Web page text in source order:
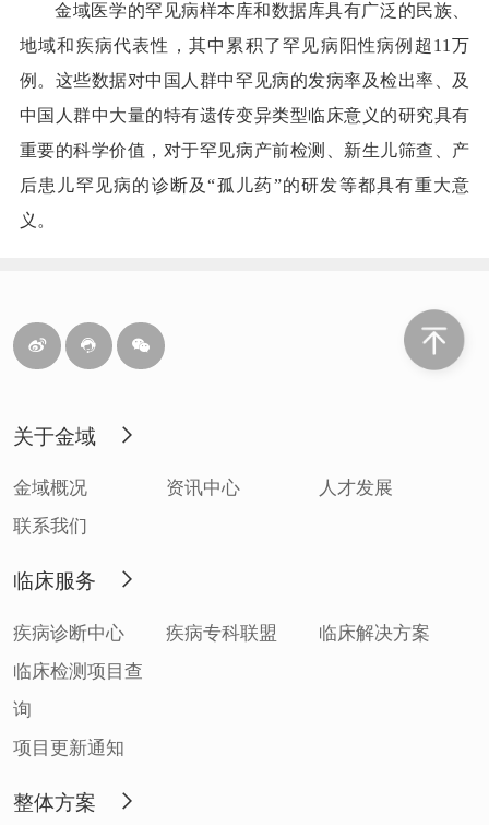
金域医学的罕见病样本库和数据库具有广泛的民族、
地域和疾病代表性，其中累积了罕见病阳性病例超11万
例。这些数据对中国人群中罕见病的发病率及检出率、及
中国人群中大量的特有遗传变异类型临床意义的研究具有
重要的科学价值，对于罕见病产前检测、新生儿筛查、产
后患儿罕见病的诊断及“孤儿药”的研发等都具有重大意
义。
关于金域
金域概况 资讯中心
人才发展
联系我们
临床服务
疾病诊断中心 疾病专科联盟
临床解决方案
临床检测项目查
询
项目更新通知
整体方案